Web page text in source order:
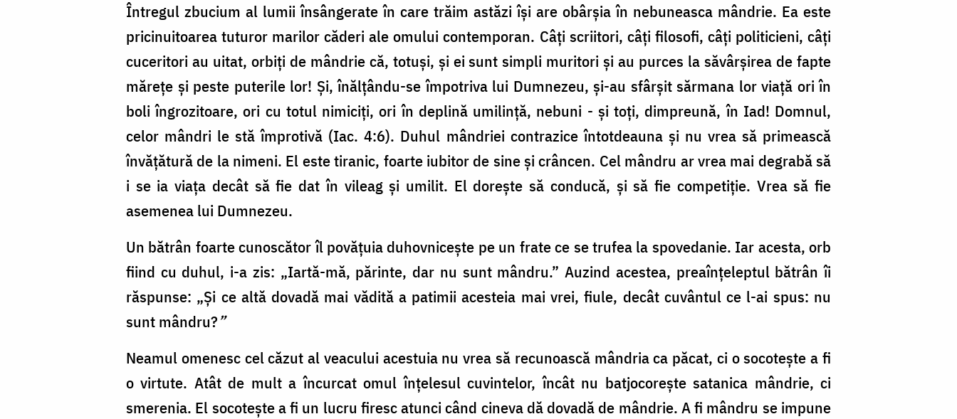
Întregul zbucium al lumii însângerate în care trăim astăzi își are obârșia în nebuneasca mândrie. Ea este
pricinuitoarea tuturor marilor căderi ale omului contemporan. Câți scriitori, câți filosofi, câți politicieni, câți
cuceritori au uitat, orbiți de mândrie că, totuși, și ei sunt simpli muritori și au purces la săvârșirea de fapte
mărețe și peste puterile lor! Și, înălțându-se împotriva lui Dumnezeu, și-au sfârșit sărmana lor viață ori în
boli îngrozitoare, ori cu totul nimiciți, ori în deplină umilință, nebuni - și toți, dimpreună, în Iad! Domnul,
celor mândri le stă împrotivă (Iac. 4:6). Duhul mândriei contrazice întotdeauna și nu vrea să primească
învățătură de la nimeni. El este tiranic, foarte iubitor de sine și crâncen. Cel mândru ar vrea mai degrabă să
i se ia viața decât să fie dat în vileag și umilit. El dorește să conducă, și să fie competiție. Vrea să fie
asemenea lui Dumnezeu.
Un bătrân foarte cunoscător îl povățuia duhovnicește pe un frate ce se trufea la spovedanie. Iar acesta, orb
fiind cu duhul, i-a zis: „Iartă-mă, părinte, dar nu sunt mândru.” Auzind acestea, preaînțeleptul bătrân îi
răspunse: „Și ce altă dovadă mai vădită a patimii acesteia mai vrei, fiule, decât cuvântul ce l-ai spus: nu
sunt mândru?”
Neamul omenesc cel căzut al veacului acestuia nu vrea să recunoască mândria ca păcat, ci o socotește a fi
o virtute. Atât de mult a încurcat omul înțelesul cuvintelor, încât nu batjocorește satanica mândrie, ci
smerenia. El socotește a fi un lucru firesc atunci când cineva dă dovadă de mândrie. A fi mândru se impune